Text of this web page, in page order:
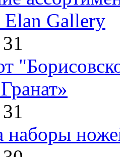
Gallery
наборы